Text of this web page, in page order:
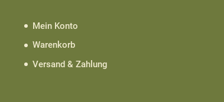
Mein Konto
Warenkorb
Versand & Zahlung